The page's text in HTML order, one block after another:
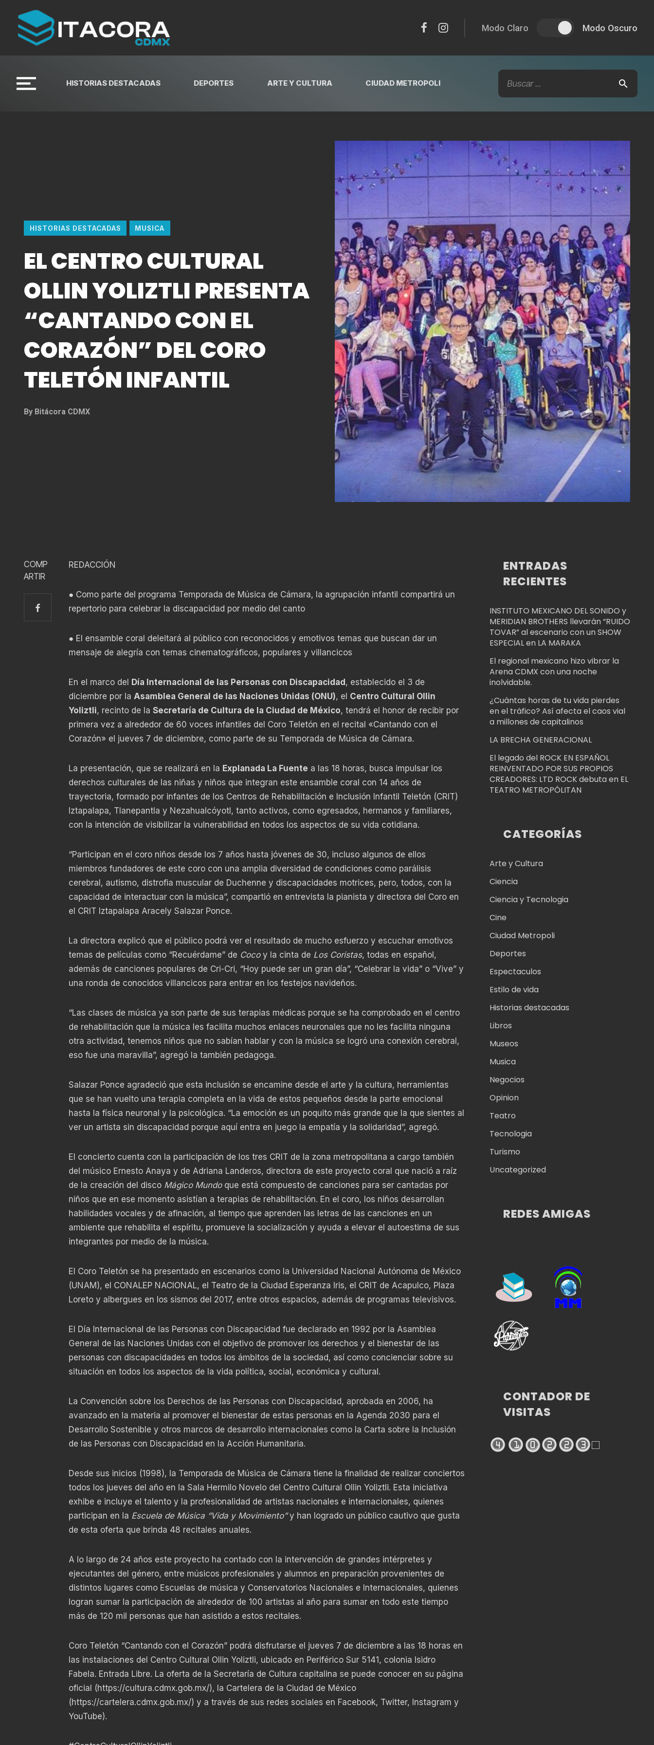
Modo Claro Modo Oscuro
HISTORIAS DESTACADAS DEPORTES ARTE Y CULTURA CIUDAD METROPOLI
HISTORIAS DESTACADAS MUSICA
EL CENTRO CULTURAL
OLLIN YOLIZTLI PRESENTA
“CANTANDO CON EL
CORAZÓN” DEL CORO
TELETÓN INFANTIL
By Bitácora CDMX
COMP
ARTIR
REDACCIÓN
● Como parte del programa Temporada de Música de Cámara, la agrupación infantil compartirá un
repertorio para celebrar la discapacidad por medio del canto
● El ensamble coral deleitará al público con reconocidos y emotivos temas que buscan dar un
mensaje de alegría con temas cinematográficos, populares y villancicos
En el marco del Día Internacional de las Personas con Discapacidad, establecido el 3 de
diciembre por la Asamblea General de las Naciones Unidas (ONU), el Centro Cultural Ollin
Yoliztli, recinto de la Secretaría de Cultura de la Ciudad de México, tendrá el honor de recibir por
primera vez a alrededor de 60 voces infantiles del Coro Teletón en el recital «Cantando con el
Corazón» el jueves 7 de diciembre, como parte de su Temporada de Música de Cámara.
La presentación, que se realizará en la Explanada La Fuente a las 18 horas, busca impulsar los
derechos culturales de las niñas y niños que integran este ensamble coral con 14 años de
trayectoria, formado por infantes de los Centros de Rehabilitación e Inclusión Infantil Teletón (CRIT)
Iztapalapa, Tlanepantla y Nezahualcóyotl, tanto activos, como egresados, hermanos y familiares,
con la intención de visibilizar la vulnerabilidad en todos los aspectos de su vida cotidiana.
“Participan en el coro niños desde los 7 años hasta jóvenes de 30, incluso algunos de ellos
miembros fundadores de este coro con una amplia diversidad de condiciones como parálisis
cerebral, autismo, distrofia muscular de Duchenne y discapacidades motrices, pero, todos, con la
capacidad de interactuar con la música”, compartió en entrevista la pianista y directora del Coro en
el CRIT Iztapalapa Aracely Salazar Ponce.
La directora explicó que el público podrá ver el resultado de mucho esfuerzo y escuchar emotivos
temas de películas como “Recuérdame” de Cocoy la cinta de Los Coristas, todas en español,
además de canciones populares de Cri-Cri, “Hoy puede ser un gran día”, “Celebrar la vida” o “Vive” y
una ronda de conocidos villancicos para entrar en los festejos navideños.
“Las clases de música ya son parte de sus terapias médicas porque se ha comprobado en el centro
de rehabilitación que la música les facilita muchos enlaces neuronales que no les facilita ninguna
otra actividad, tenemos niños que no sabían hablar y con la música se logró una conexión cerebral,
eso fue una maravilla”, agregó la también pedagoga.
Salazar Ponce agradeció que esta inclusión se encamine desde el arte y la cultura, herramientas
que se han vuelto una terapia completa en la vida de estos pequeños desde la parte emocional
hasta la física neuronal y la psicológica. “La emoción es un poquito más grande que la que sientes al
ver un artista sin discapacidad porque aquí entra en juego la empatía y la solidaridad”, agregó.
El concierto cuenta con la participación de los tres CRIT de la zona metropolitana a cargo también
del músico Ernesto Anaya y de Adriana Landeros, directora de este proyecto coral que nació a raíz
de la creación del disco Mágico Mundoque está compuesto de canciones para ser cantadas por
niños que en ese momento asistían a terapias de rehabilitación. En el coro, los niños desarrollan
habilidades vocales y de afinación, al tiempo que aprenden las letras de las canciones en un
ambiente que rehabilita el espíritu, promueve la socialización y ayuda a elevar el autoestima de sus
integrantes por medio de la música.
El Coro Teletón se ha presentado en escenarios como la Universidad Nacional Autónoma de México
(UNAM), el CONALEP NACIONAL, el Teatro de la Ciudad Esperanza Iris, el CRIT de Acapulco, Plaza
Loreto y albergues en los sismos del 2017, entre otros espacios, además de programas televisivos.
El Día Internacional de las Personas con Discapacidad fue declarado en 1992 por la Asamblea
General de las Naciones Unidas con el objetivo de promover los derechos y el bienestar de las
personas con discapacidades en todos los ámbitos de la sociedad, así como concienciar sobre su
situación en todos los aspectos de la vida política, social, económica y cultural.
La Convención sobre los Derechos de las Personas con Discapacidad, aprobada en 2006, ha
avanzado en la materia al promover el bienestar de estas personas en la Agenda 2030 para el
Desarrollo Sostenible y otros marcos de desarrollo internacionales como la Carta sobre la Inclusión
de las Personas con Discapacidad en la Acción Humanitaria.
Desde sus inicios (1998), la Temporada de Música de Cámara tiene la finalidad de realizar conciertos
todos los jueves del año en la Sala Hermilo Novelo del Centro Cultural Ollin Yoliztli. Esta iniciativa
exhibe e incluye el talento y la profesionalidad de artistas nacionales e internacionales, quienes
participan en la Escuela de Música “Vida y Movimiento”y han logrado un público cautivo que gusta
de esta oferta que brinda 48 recitales anuales.
A lo largo de 24 años este proyecto ha contado con la intervención de grandes intérpretes y
ejecutantes del género, entre músicos profesionales y alumnos en preparación provenientes de
distintos lugares como Escuelas de música y Conservatorios Nacionales e Internacionales, quienes
logran sumar la participación de alrededor de 100 artistas al año para sumar en todo este tiempo
más de 120 mil personas que han asistido a estos recitales.
Coro Teletón “Cantando con el Corazón” podrá disfrutarse el jueves 7 de diciembre a las 18 horas en
las instalaciones del Centro Cultural Ollin Yoliztli, ubicado en Periférico Sur 5141, colonia Isidro
Fabela. Entrada Libre. La oferta de la Secretaría de Cultura capitalina se puede conocer en su página
oficial (https://cultura.cdmx.gob.mx/), la Cartelera de la Ciudad de México
(https://cartelera.cdmx.gob.mx/) y a través de sus redes sociales en Facebook, Twitter, Instagram y
YouTube).
ENTRADAS
RECIENTES
INSTITUTO MEXICANO DEL SONIDO y
MERIDIAN BROTHERS llevarán “RUIDO
TOVAR” al escenario con un SHOW
ESPECIAL en LA MARAKA
El regional mexicano hizo vibrar la
Arena CDMX con una noche
inolvidable.
¿Cuántas horas de tu vida pierdes
en el tráfico? Así afecta el caos vial
a millones de capitalinos
LA BRECHA GENERACIONAL
El legado del ROCK EN ESPAÑOL
REINVENTADO POR SUS PROPIOS
CREADORES: LTD ROCK debuta en EL
TEATRO METROPÓLITAN
CATEGORÍAS
Arte y Cultura
Ciencia
Ciencia y Tecnologia
Cine
Ciudad Metropoli
Deportes
Espectaculos
Estilo de vida
Historias destacadas
Libros
Museos
Musica
Negocios
Opinion
Teatro
Tecnologia
Turismo
Uncategorized
REDES AMIGAS
CONTADOR DE
VISITAS